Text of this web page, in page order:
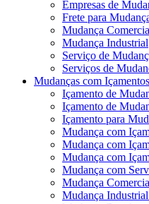
Empresas de
Frete para
Mudança
Mudança Industrial
Serviço de
Serviços de
Mudanças com Içamentos
Içamento de
Içamento de
Içamento para
Mudança com
Mudança com
Mudança com
Mudança com
Mudança
Mudança